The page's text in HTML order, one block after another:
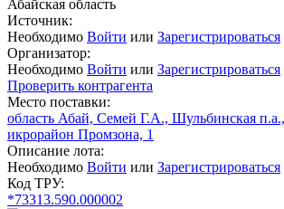
Абайская область
Источник:
Необходимо Войти или Зарегистрироваться
Организатор:
Необходимо Войти или Зарегистрироваться
Проверить контрагента
Место поставки:
область Абай, Семей Г.А., Шульбинская
икрорайон Промзона, 1
Описание лота:
Необходимо Войти или Зарегистрироваться
Код ТРУ:
*73313.590.000002